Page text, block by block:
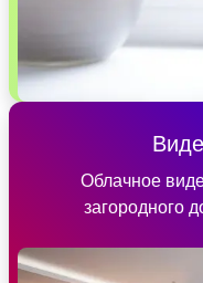
Облачное
загородного